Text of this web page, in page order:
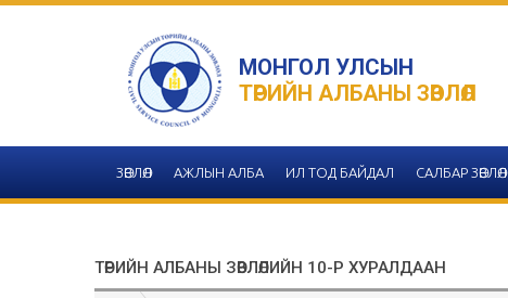
МОНГОЛ УЛСЫН
ТӨРИЙН АЛБАНЫ ЗӨВЛӨЛ
ЗӨВЛӨЛ АЖЛЫН АЛБА ИЛ ТОД БАЙДАЛ САЛБАР ЗӨВЛӨЛ
ТӨРИЙН АЛБАНЫ ЗӨВЛӨЛИЙН 10-Р ХУРАЛДААН